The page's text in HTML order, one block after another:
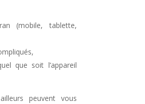
(mobile, tablette,
que soit l’appareil
peuvent vous